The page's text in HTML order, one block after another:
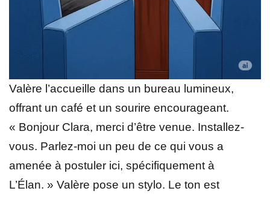
Valère l’accueille dans un bureau lumineux,
offrant un café et un sourire encourageant.
« Bonjour Clara, merci d’être venue. Installez-
vous. Parlez-moi un peu de ce qui vous a
amenée à postuler ici, spécifiquement à
L’Élan. » Valère pose un stylo. Le ton est